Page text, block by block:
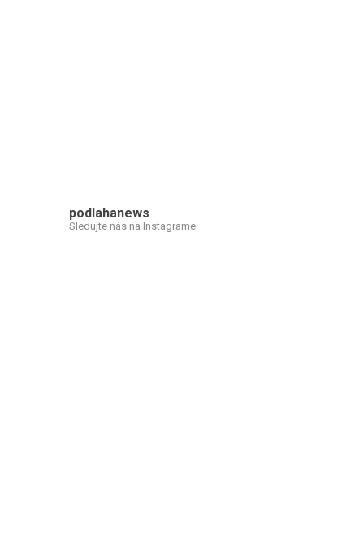
podlahanews
Sledujte nás na Instagrame